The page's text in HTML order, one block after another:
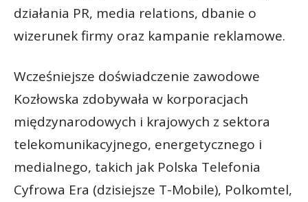
działania PR, media relations, dbanie o
wizerunek firmy oraz kampanie reklamowe.
Wcześniejsze doświadczenie zawodowe
Kozłowska zdobywała w korporacjach
międzynarodowych i krajowych z sektora
telekomunikacyjnego, energetycznego i
medialnego, takich jak Polska Telefonia
Cyfrowa Era (dzisiejsze T-Mobile), Polkomtel,